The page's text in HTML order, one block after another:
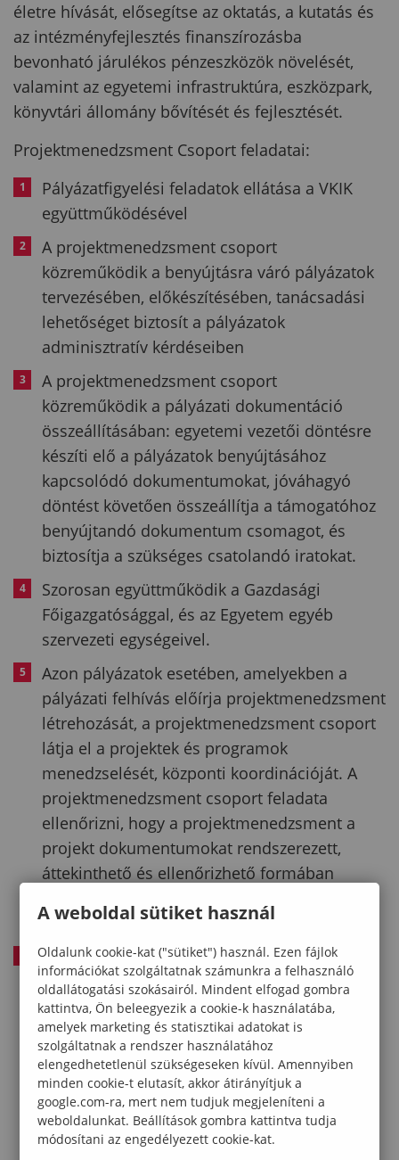
életre hívását, elősegítse az oktatás, a kutatás és
az intézményfejlesztés finanszírozásba
bevonható járulékos pénzeszközök növelését,
valamint az egyetemi infrastruktúra, eszközpark,
könyvtári állomány bővítését és fejlesztését.
Projektmenedzsment Csoport feladatai:
Pályázatfigyelési feladatok ellátása a VKIK
együttműködésével
A projektmenedzsment csoport
közreműködik a benyújtásra váró pályázatok
tervezésében, előkészítésében, tanácsadási
lehetőséget biztosít a pályázatok
adminisztratív kérdéseiben
A projektmenedzsment csoport
közreműködik a pályázati dokumentáció
összeállításában: egyetemi vezetői döntésre
készíti elő a pályázatok benyújtásához
kapcsolódó dokumentumokat, jóváhagyó
döntést követően összeállítja a támogatóhoz
benyújtandó dokumentum csomagot, és
biztosítja a szükséges csatolandó iratokat.
Szorosan együttműködik a Gazdasági
Főigazgatósággal, és az Egyetem egyéb
szervezeti egységeivel.
Azon pályázatok esetében, amelyekben a
pályázati felhívás előírja projektmenedzsment
létrehozását, a projektmenedzsment csoport
látja el a projektek és programok
menedzselését, központi koordinációját. A
projektmenedzsment csoport feladata
ellenőrizni, hogy a projektmenedzsment a
projekt dokumentumokat rendszerezett,
áttekinthető és ellenőrizhető formában
fenntartási időszak végig.
A projektmenedzsment csoport végzi a
fejlesztési projektek fenntartási
tevékenységének koordinációját, segítséget
nyújt a projektmenedzsernek és a szakmai
vezetőnek a fenntartási kötelezettségek
teljesítésében, dokumentálásában.
A weboldal sütiket használ
Oldalunk cookie-kat ("sütiket") használ. Ezen fájlok
információkat szolgáltatnak számunkra a felhasználó
oldallátogatási szokásairól. Mindent elfogad gombra
kattintva, Ön beleegyezik a cookie-k használatába,
amelyek marketing és statisztikai adatokat is
szolgáltatnak a rendszer használatához
elengedhetetlenül szükségeseken kívül. Amennyiben
minden cookie-t elutasít, akkor átirányítjuk a
google.com-ra, mert nem tudjuk megjeleníteni a
weboldalunkat. Beállítások gombra kattintva tudja
módosítani az engedélyezett cookie-kat.